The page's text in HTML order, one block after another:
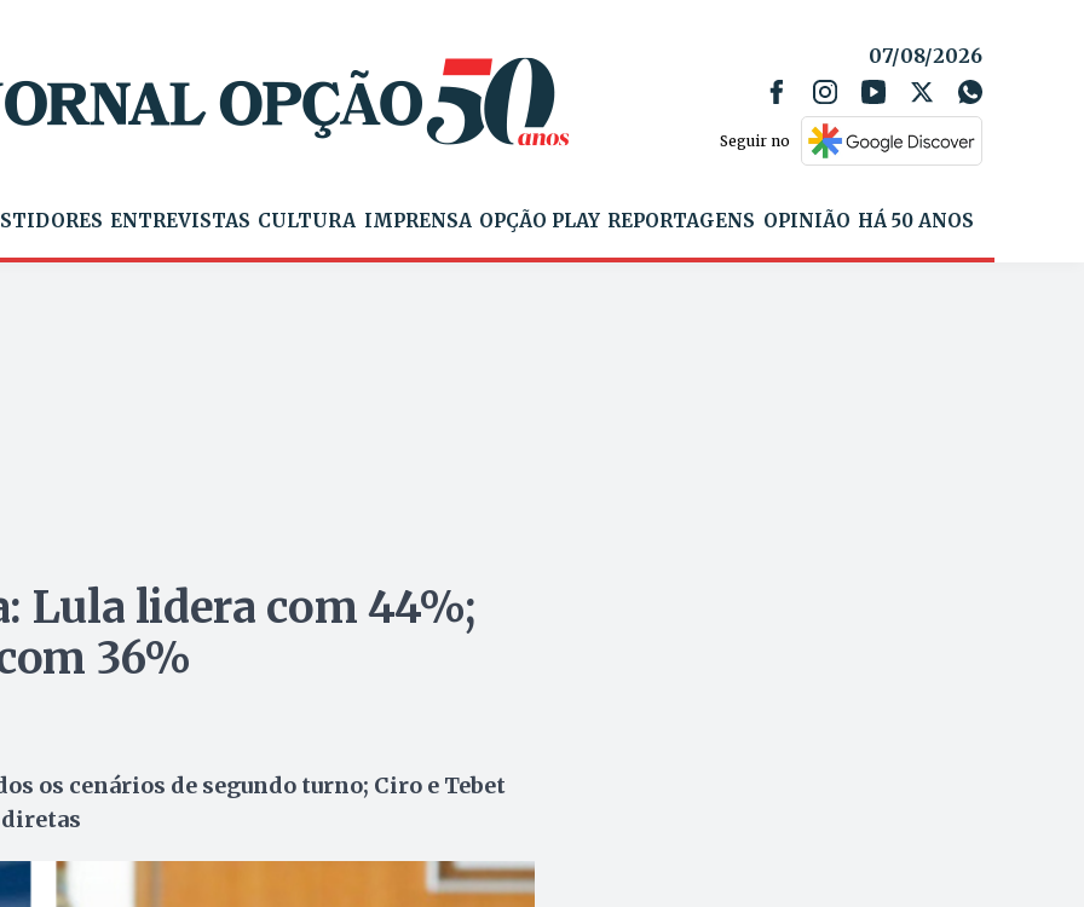
07/08/2026
Seguir no
ENTREVISTAS CULTURA IMPRENSA OPÇÃO PLAY REPORTAGENS OPINIÃO HÁ 50 ANOS
Lula lidera com 44%;
36%
os cenários de segundo turno; Ciro e Tebet